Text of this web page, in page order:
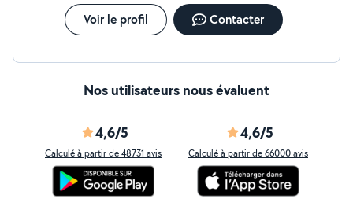
Voir le profil Contacter
Nos utilisateurs nous évaluent
4,6/5
Calculé à partir de 48731 avis
4,6/5
Calculé à partir de 66000 avis